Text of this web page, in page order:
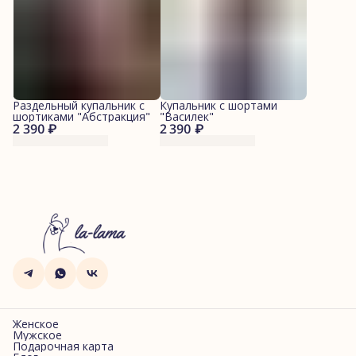
2 390 ₽
Раздельный купальник с
шортиками "Абстракция"
2 390 ₽
Купальник с шортами
"Василек"
Женское
Мужское
Подарочная карта